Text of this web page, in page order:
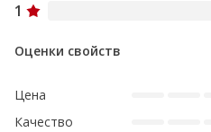
1
Оценки свойств
Цена
Качество